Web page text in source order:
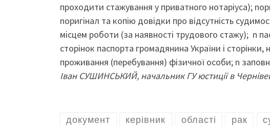
проходити стажування у приватного нотаріуса);
nоригінал та копію довідки про відсутність
місцем роботи (за наявності трудового стажу); n
сторінок паспорта громадянина України і
проживання (перебування) фізичної особи; n
Іван СУШИНСЬКИЙ, начальник ГУ юстиції в
документ керівник області рак